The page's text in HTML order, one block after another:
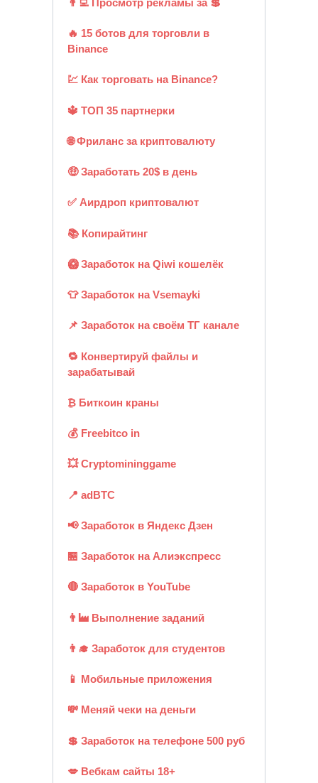
👨‍💻 Просмотр рекламы за 💲
🔥 15 ботов для торговли в
Binance
💹 Как торговать на Binance?
🔱 ТОП 35 партнерки
🌐 Фриланс за криптовалюту
🤑 Заработать 20$ в день
✅ Аирдроп криптовалют
📚 Копирайтинг
🥝 Заработок на Qiwi кошелёк
👕 Заработок на Vsemayki
📌 Заработок на своём ТГ канале
🔁 Конвертируй файлы и
зарабатывай
₿ Биткоин краны
💰 Freebitco in
💥 Cryptomininggame
📍 adBTC
📢 Заработок в Яндекс Дзен
🏪 Заработок на Алиэкспресс
🔴 Заработок в YouTube
👨‍🏭 Выполнение заданий
👨‍🎓 Заработок для студентов
📱 Мобильные приложения
💸 Меняй чеки на деньги
💲 Заработок на телефоне 500 руб
💋 Вебкам сайты 18+